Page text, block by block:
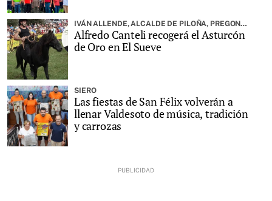
IVÁN ALLENDE, ALCALDE DE PILOÑA, PREGONARÁ LA FIESTA
Alfredo Canteli recogerá el Asturcón
de Oro en El Sueve
SIERO
Las fiestas de San Félix volverán a
llenar Valdesoto de música, tradición
y carrozas